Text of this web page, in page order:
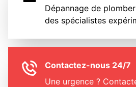
Dépannage de
des spécialistes
Contactez-nous 24/7
Une urgence ?